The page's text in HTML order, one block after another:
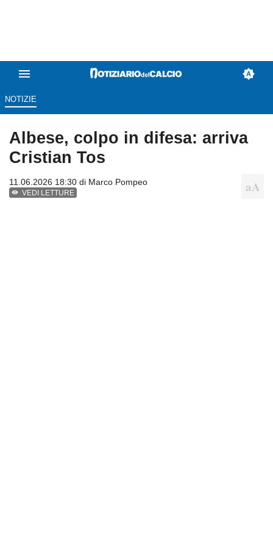
NOTIZIE
Albese, colpo in difesa: arriva
Cristian Tos
11.06.2026 18:30 di Marco Pompeo
VEDI LETTURE